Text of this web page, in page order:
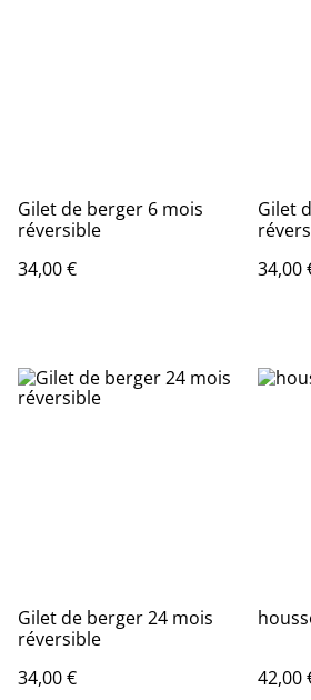
Gilet de berger 6 mois
réversible
34,00 €
Gilet
34,00
Gilet de berger 24 mois
réversible
34,00 €
42,00